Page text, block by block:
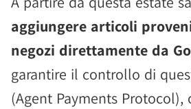
aggiungere articoli
negozi direttamente da
garantire il controllo di
(Agent Payments Protocol),